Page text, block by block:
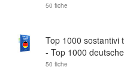
50 fiche
Top 1000 sostantivi
- Top 1000
50 fiche